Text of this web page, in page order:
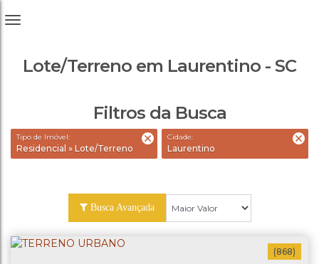
Lote/Terreno em Laurentino - SC
Filtros da Busca
Tipo de Imóvel:
Residencial » Lote/Terreno
Cidade:
Laurentino
Busca Avançada
(868)